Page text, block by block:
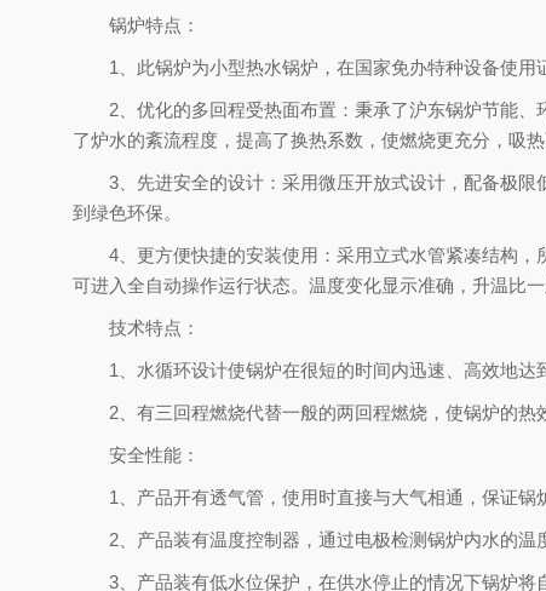
锅炉特点：
1、此锅炉为小型热水锅炉，在国家免办特种设备使用
2、优化的多回程受热面布置：秉承了沪东锅炉节能
了炉水的紊流程度，提高了换热系数，使燃烧更充分，吸热
3、先进安全的设计：采用微压开放式设计，配备极
到绿色环保。
4、更方便快捷的安装使用：采用立式水管紧凑结构
可进入全自动操作运行状态。温度变化显示准确，升温比一
技术特点：
1、水循环设计使锅炉在很短的时间内迅速、高效地达
2、有三回程燃烧代替一般的两回程燃烧，使锅炉的热
安全性能：
1、产品开有透气管，使用时直接与大气相通，保证锅
2、产品装有温度控制器，通过电极检测锅炉内水的
3、产品装有低水位保护，在供水停止的情况下锅炉将